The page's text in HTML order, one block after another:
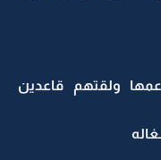
ولقتهم قاعدين